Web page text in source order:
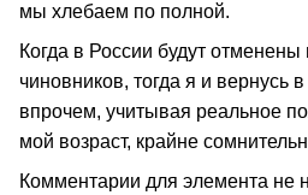
мы хлебаем по полной.
Когда в России будут отменены
чиновников, тогда я и вернусь
впрочем, учитывая реальное
мой возраст, крайне
Комментарии для элемента не